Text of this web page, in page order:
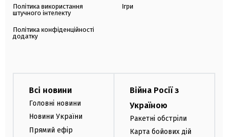
Політика використання
штучного інтелекту
Політика конфіденційності
додатку
Ігри
Всі новини
Головні новини
Новини України
Прямий ефір
Війна Росії з
Україною
Ракетні обстріли
Карта бойових дій